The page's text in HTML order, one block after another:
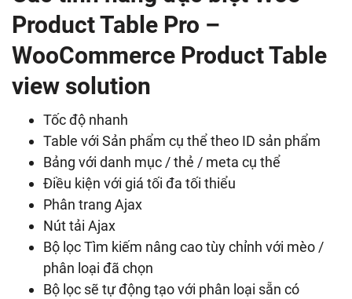
Product Table Pro –
WooCommerce Product Table
view solution
Tốc độ nhanh
Table với Sản phẩm cụ thể theo ID sản phẩm
Bảng với danh mục / thẻ / meta cụ thể
Điều kiện với giá tối đa tối thiểu
Phân trang Ajax
Nút tải Ajax
Bộ lọc Tìm kiếm nâng cao tùy chỉnh với mèo /
phân loại đã chọn
Bộ lọc sẽ tự động tạo với phân loại sẵn có